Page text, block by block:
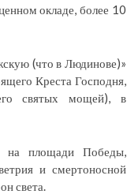
окладе, более 10
(что в Людинове)»
Креста Господня,
святых мощей), в
на площади Победы,
и смертоносной
света.